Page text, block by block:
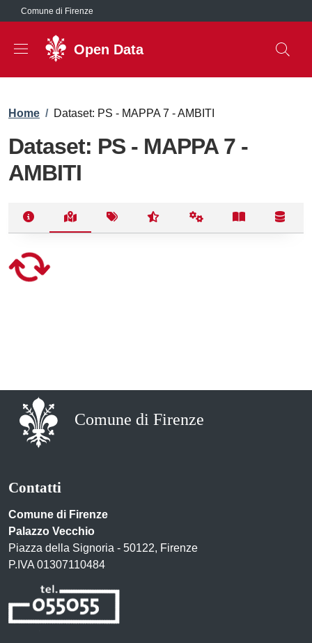
Salta al contenuto principale
Comune di Firenze
Open Data
Briciole di pane
Home / Dataset: PS - MAPPA 7 - AMBITI
Dataset: PS - MAPPA 7 -
AMBITI
Comune di Firenze
Contatti
Comune di Firenze
Palazzo Vecchio
Piazza della Signoria - 50122, Firenze
P.IVA 01307110484